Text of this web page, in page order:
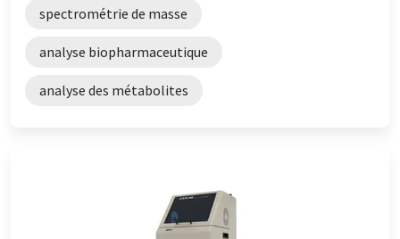
spectrométrie de masse
analyse biopharmaceutique
analyse des métabolites